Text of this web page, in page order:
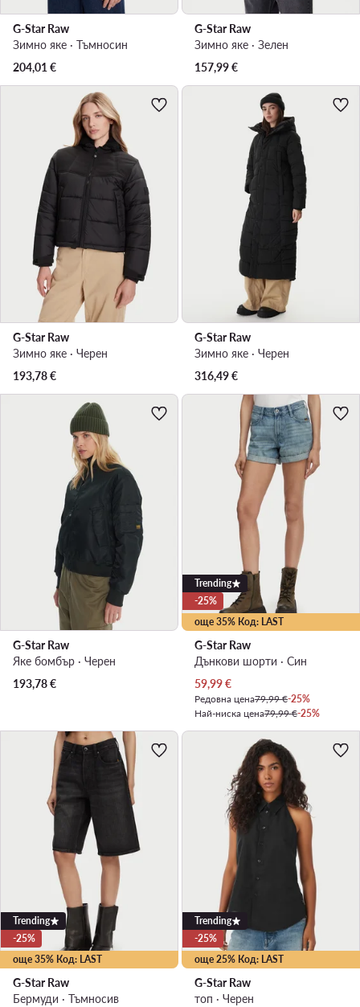
G-Star Raw
Зимно яке · Тъмносин
204,01 €
G-Star Raw
Зимно яке · Зелен
157,99€
G-Star Raw
Зимно яке · Черен
193,78€
G-Star Raw
Зимно яке · Черен
316,49€
G-Star Raw
Яке бомбър · Черен
193,78€
още 35% Код: LAST
Trending
-25%
G-Star Raw
Дънкови шорти · Син
Актуална цена
59,99€
Редовна цена79,99 €-25%
Най-ниска цена79,99 €-25%
още 35% Код: LAST
Trending
-25%
G-Star Raw
Бермуди · Тъмносив
още 25% Код: LAST
Trending
-25%
G-Star Raw
топ · Черен